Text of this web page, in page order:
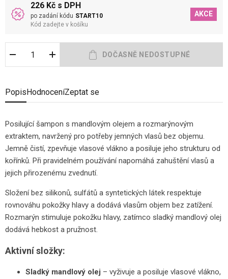
226 Kč s DPH
po zadání kódu START10
Kód zadejte v košíku
AKCE
Popis HodnoceníZeptat se
Posilující šampon s mandlovým olejem a rozmarýnovým
extraktem, navržený pro potřeby jemných vlasů bez objemu.
Jemně čistí, zpevňuje vlasové vlákno a posiluje jeho strukturu od
kořínků. Při pravidelném používání napomáhá zahuštění vlasů a
jejich přirozenému zvednutí.
Složení bez silikonů, sulfátů a syntetických látek respektuje
rovnováhu pokožky hlavy a dodává vlasům objem bez zatížení.
Rozmarýn stimuluje pokožku hlavy, zatímco sladký mandlový olej
dodává hebkost a pružnost.
Aktivní složky:
Sladký mandlový olej – vyživuje a posiluje vlasové vlákno,